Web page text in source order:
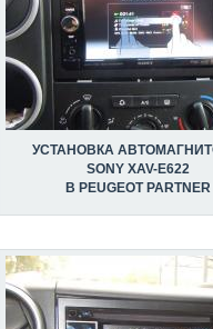
УСТАНОВКА
SONY XAV-E622
В PEUGEOT PARTNER